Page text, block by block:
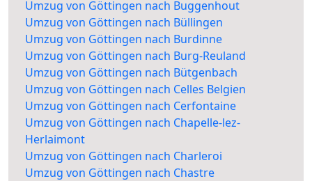
Umzug von Göttingen nach Buggenhout
Umzug von Göttingen nach Büllingen
Umzug von Göttingen nach Burdinne
Umzug von Göttingen nach Burg-Reuland
Umzug von Göttingen nach Bütgenbach
Umzug von Göttingen nach Celles Belgien
Umzug von Göttingen nach Cerfontaine
Umzug von Göttingen nach Chapelle-lez-
Herlaimont
Umzug von Göttingen nach Charleroi
Umzug von Göttingen nach Chastre